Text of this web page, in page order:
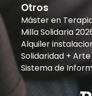
Otros
Máster en
Milla Solidaria
Alquiler
Solidaridad + Arte
Sistema de